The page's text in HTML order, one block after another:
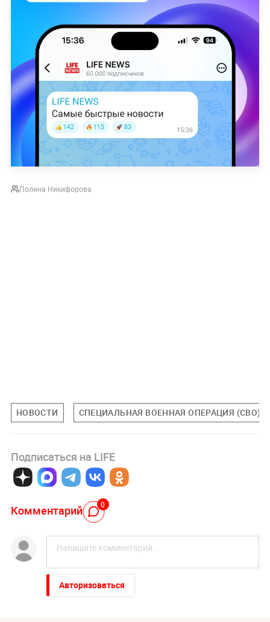
Полина Никифорова
НОВОСТИ СПЕЦИАЛЬНАЯ ВОЕННАЯ ОПЕРАЦИЯ (СВО)
Подписаться на LIFE
Комментарий 0
Авторизоваться